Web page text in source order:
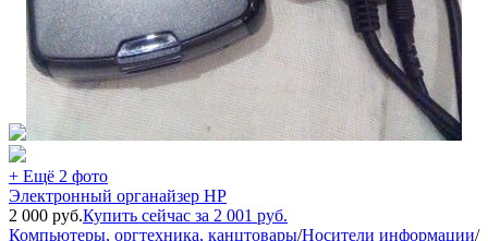
+ Ещё 2 фото
Электронный органайзер НР
2 000 руб.Купить сейчас за 2 001 руб.
Компьютеры, оргтехника, канцтовары/Носители информации/